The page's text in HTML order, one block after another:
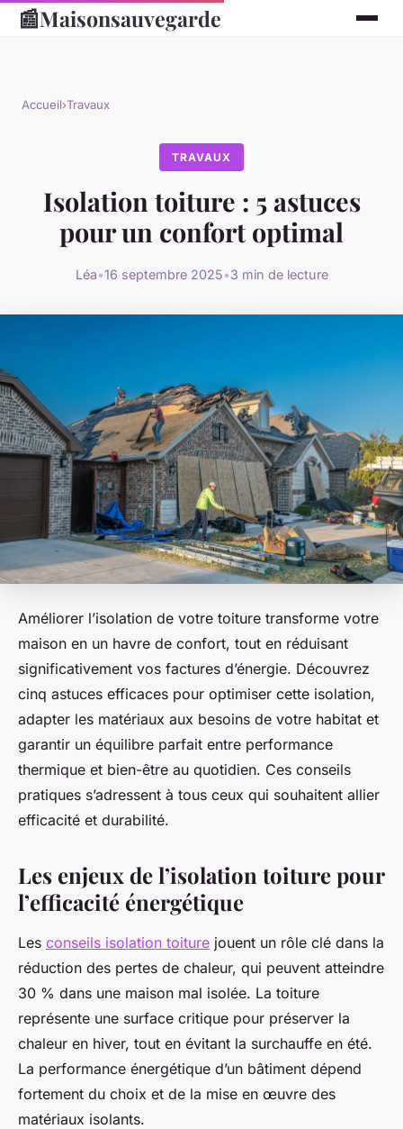
📰Maisonsauvegarde
Accueil›Travaux
TRAVAUX
Isolation toiture : 5 astuces
pour un confort optimal
Léa•16 septembre 2025•3 min de lecture
Améliorer l’isolation de votre toiture transforme votre
maison en un havre de confort, tout en réduisant
significativement vos factures d’énergie. Découvrez
cinq astuces efficaces pour optimiser cette isolation,
adapter les matériaux aux besoins de votre habitat et
garantir un équilibre parfait entre performance
thermique et bien-être au quotidien. Ces conseils
pratiques s’adressent à tous ceux qui souhaitent allier
efficacité et durabilité.
Les enjeux de l’isolation toiture pour
l’efficacité énergétique
Les conseils isolation toiture jouent un rôle clé dans la
réduction des pertes de chaleur, qui peuvent atteindre
30 % dans une maison mal isolée. La toiture
représente une surface critique pour préserver la
chaleur en hiver, tout en évitant la surchauffe en été.
La performance énergétique d’un bâtiment dépend
fortement du choix et de la mise en œuvre des
matériaux isolants.